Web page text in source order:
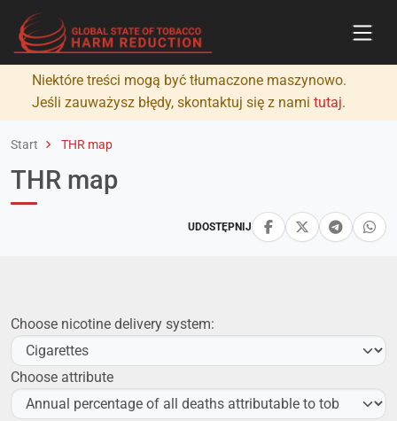
Niektóre treści mogą być tłumaczone maszynowo.
Jeśli zauważysz błędy, skontaktuj się z nami tutaj.
Start THR map
UDOSTĘPNIJ
THR map
Choose nicotine delivery system:
Choose attribute